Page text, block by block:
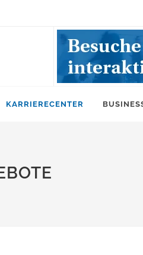
KARRIERECENTER